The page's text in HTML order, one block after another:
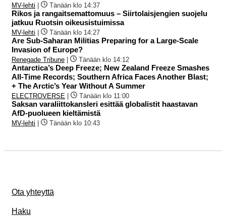
MV-lehti Tänään klo 14:37
Rikos ja rangaitsemattomuus – Siirtolaisjengien suojelu
jatkuu Ruotsin oikeusistuimissa
MV-lehti Tänään klo 14:27
Are Sub-Saharan Militias Preparing for a Large-Scale
Invasion of Europe?
Renegade Tribune Tänään klo 14:12
Antarctica’s Deep Freeze; New Zealand Freeze Smashes
All-Time Records; Southern Africa Faces Another Blast;
+ The Arctic’s Year Without A Summer
ELECTROVERSE Tänään klo 11:00
Saksan varaliittokansleri esittää globalistit haastavan
AfD-puolueen kieltämistä
MV-lehti Tänään klo 10:43
Ota yhteyttä
Haku